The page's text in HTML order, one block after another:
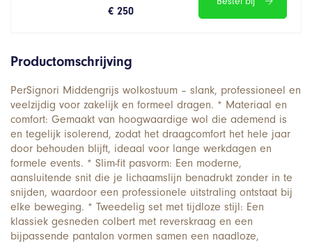
€ 250
Productomschrijving
PerSignori Middengrijs wolkostuum – slank, professioneel en
veelzijdig voor zakelijk en formeel dragen. * Materiaal en
comfort: Gemaakt van hoogwaardige wol die ademend is
en tegelijk isolerend, zodat het draagcomfort het hele jaar
door behouden blijft, ideaal voor lange werkdagen en
formele events. * Slim-fit pasvorm: Een moderne,
aansluitende snit die je lichaamslijn benadrukt zonder in te
snijden, waardoor een professionele uitstraling ontstaat bij
elke beweging. * Tweedelig set met tijdloze stijl: Een
klassiek gesneden colbert met reverskraag en een
bijpassende pantalon vormen samen een naadloze,